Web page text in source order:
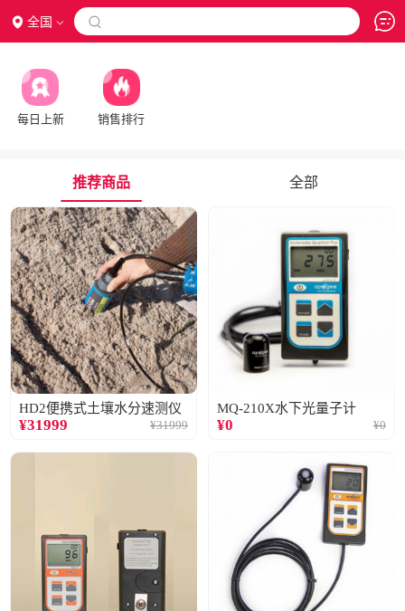
全国 
每日上新 销售排行
推荐商品 全部
HD2便携式土壤水分速测仪
¥31999 ¥31999
MQ-210X水下光量子计
¥0 ¥0